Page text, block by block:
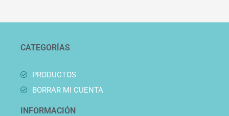
CATEGORÍAS
PRODUCTOS
BORRAR MI CUENTA
INFORMACIÓN